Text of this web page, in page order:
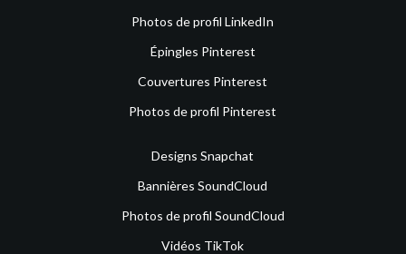
Photos de profil LinkedIn
Épingles Pinterest
Couvertures Pinterest
Photos de profil Pinterest
Designs Snapchat
Bannières SoundCloud
Photos de profil SoundCloud
Vidéos TikTok